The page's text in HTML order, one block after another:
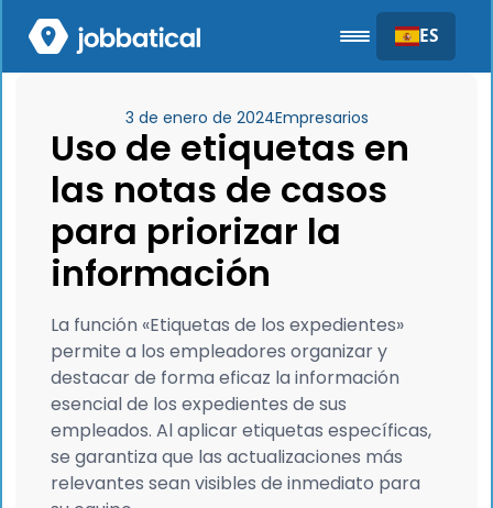
ES
3 de enero de 2024Empresarios
Uso de etiquetas en
las notas de casos
para priorizar la
información
La función «Etiquetas de los expedientes»
permite a los empleadores organizar y
destacar de forma eficaz la información
esencial de los expedientes de sus
empleados. Al aplicar etiquetas específicas,
se garantiza que las actualizaciones más
relevantes sean visibles de inmediato para